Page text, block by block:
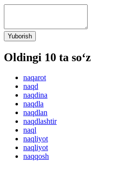
Yuborish
Oldingi 10 ta so‘z
naqarot
naqd
naqdina
naqdla
naqdlan
naqdlashtir
naql
naqliyot
naqliyot
naqqosh